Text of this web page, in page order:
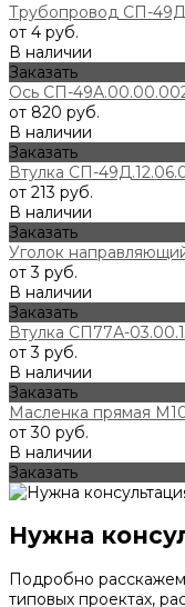
Трубопровод СП-
от 4 руб.
В наличии
Заказать
Ось СП-
от 820 руб.
В наличии
Заказать
Втулка СП-
от 213 руб.
В наличии
Заказать
Уголок
от 3 руб.
В наличии
Заказать
Втулка СП77А-
от 3 руб.
В наличии
Заказать
Масленка прямая
от 30 руб.
В наличии
Заказать
Нужна
Подробно расскажем
типовых проектах,